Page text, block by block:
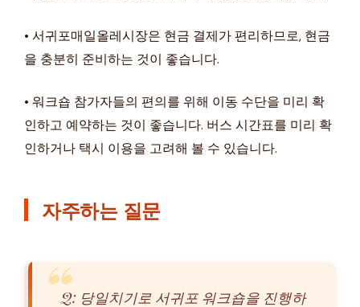
• 서귀포매일올레시장은 현금 결제가 편리하므로, 현금
을 충분히 준비하는 것이 좋습니다.
• 워크숍 참가자들의 편의를 위해 이동 수단을 미리 확
인하고 예약하는 것이 좋습니다. 버스 시간표를 미리 확
인하거나 택시 이용을 고려해 볼 수 있습니다.
자주하는 질문
Q: 당일치기로 서귀포 워크숍을 진행하